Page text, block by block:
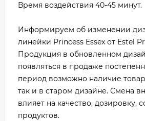
Время воздействия 40-45 минут.
Информируем об изменении
линейки Princess Essex от Estel
Продукция в обновленном
появляться в продаже
период возможно наличие
так и в старом дизайне. Смена
влияет на качество, дозировку,
продуктов.